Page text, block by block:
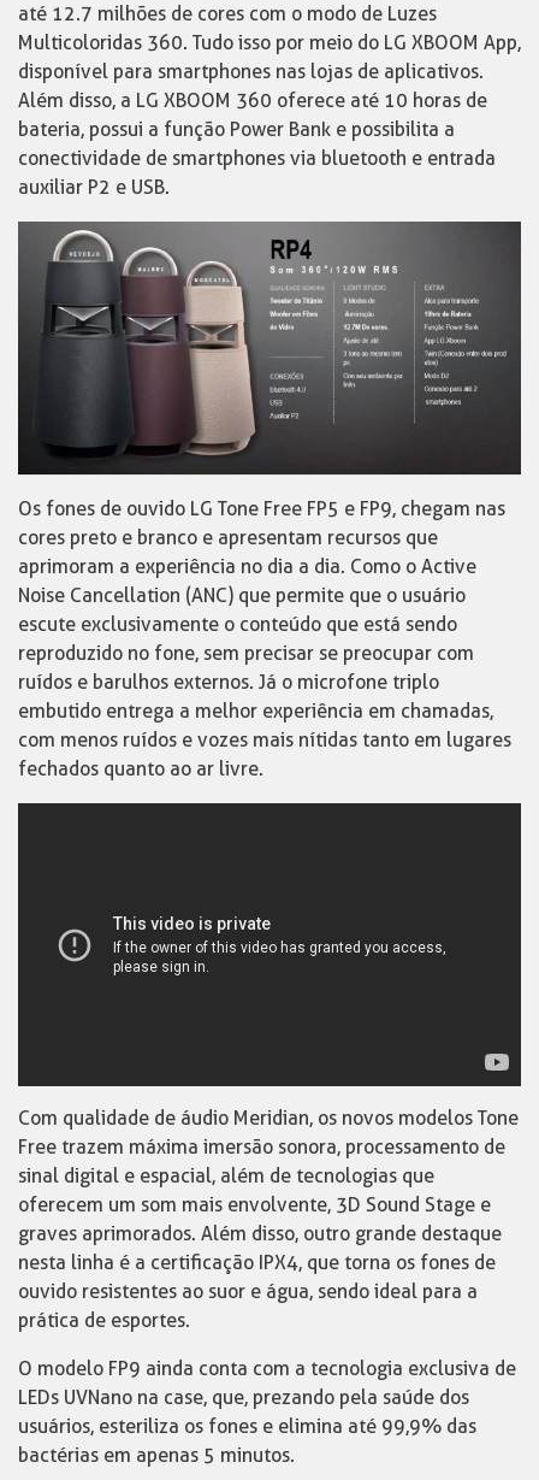
até 12.7 milhões de cores com o modo de Luzes
Multicoloridas 360. Tudo isso por meio do LG XBOOM App,
disponível para smartphones nas lojas de aplicativos.
Além disso, a LG XBOOM 360 oferece até 10 horas de
bateria, possui a função Power Bank e possibilita a
conectividade de smartphones via bluetooth e entrada
auxiliar P2 e USB.
Os fones de ouvido LG Tone Free FP5 e FP9, chegam nas
cores preto e branco e apresentam recursos que
aprimoram a experiência no dia a dia. Como o Active
Noise Cancellation (ANC) que permite que o usuário
escute exclusivamente o conteúdo que está sendo
reproduzido no fone, sem precisar se preocupar com
ruídos e barulhos externos. Já o microfone triplo
embutido entrega a melhor experiência em chamadas,
com menos ruídos e vozes mais nítidas tanto em lugares
fechados quanto ao ar livre.
Com qualidade de áudio Meridian, os novos modelos Tone
Free trazem máxima imersão sonora, processamento de
sinal digital e espacial, além de tecnologias que
oferecem um som mais envolvente, 3D Sound Stage e
graves aprimorados. Além disso, outro grande destaque
nesta linha é a certificação IPX4, que torna os fones de
ouvido resistentes ao suor e água, sendo ideal para a
prática de esportes.
O modelo FP9 ainda conta com a tecnologia exclusiva de
LEDs UVNano na case, que, prezando pela saúde dos
usuários, esteriliza os fones e elimina até 99,9% das
bactérias em apenas 5 minutos.